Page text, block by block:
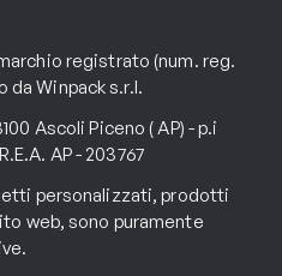
registrato (num. reg.
da Winpack s.r.l.
Ascoli Piceno ( AP) - p.i
AP - 203767
personalizzati, prodotti
web, sono puramente